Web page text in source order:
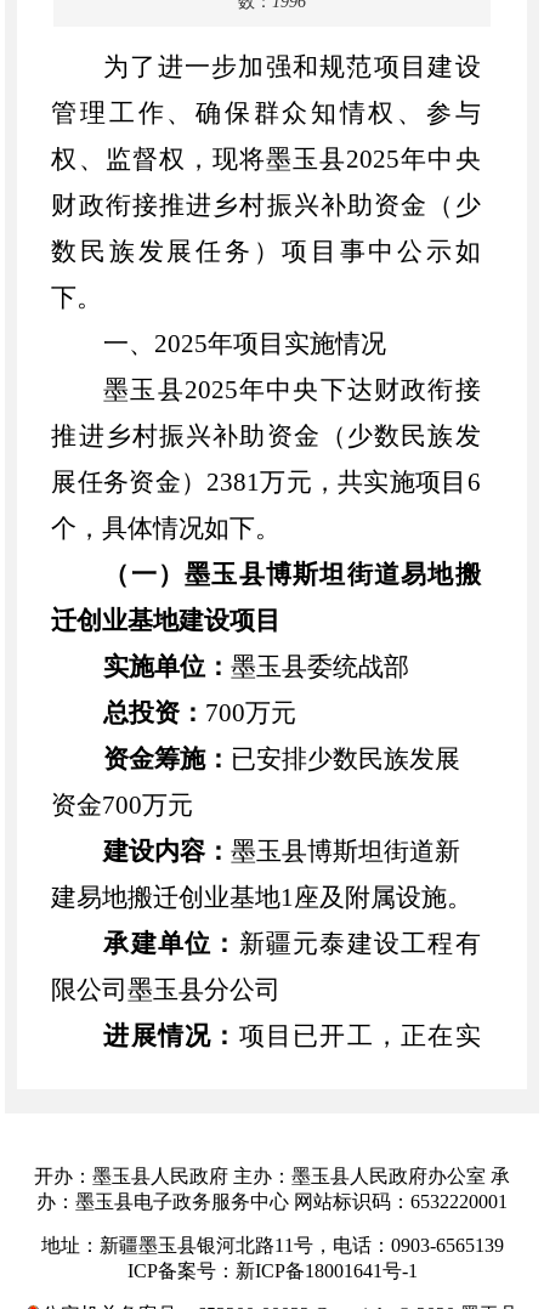
为了进一步加强和规范项目建设
管理工作、确保群众知情权、参与
权、监督权，现将墨玉县2025年中央
财政衔接推进乡村振兴补助资金（少
数民族发展任务）项目事中公示如
下。
一、 2025年项目实施情况
墨玉县2025年中央下达财政衔接
推进乡村振兴补助资金（少数民族发
展任务资金） 2381万元，共实施项目 6
个，具体情况如下。
（一）墨玉县博斯坦街道易地搬
迁创业基地建设项目
实施单位：墨玉县委统战部
总投资： 700万元
资金筹施： 已安排少数民族发展
资金700万元
建设内容：墨玉县博斯坦街道新
建易地搬迁创业基地1座及附属设施。
承建单位： 新疆元泰建设工程有
限公司墨玉县分公司
进展情况： 项目已开工，正在实
水产养殖基地建设项目
实施单位：雅瓦乡人民政府
总投资：796万元
开办：墨玉县人民政府 主办：墨玉县人民政府办公室 承
办：墨玉县电子政务服务中心 网站标识码：6532220001
地址：新疆墨玉县银河北路11号，电话：0903-6565139
ICP备案号：新ICP备18001641号-1